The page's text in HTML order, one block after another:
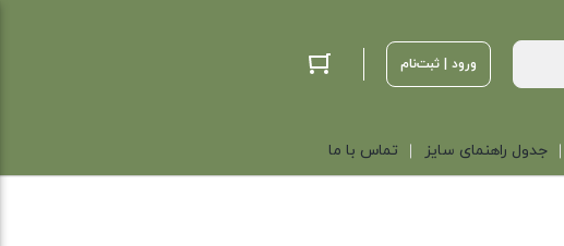
ورود | ثبت‌نام
جدول راهنمای سایز تماس با ما